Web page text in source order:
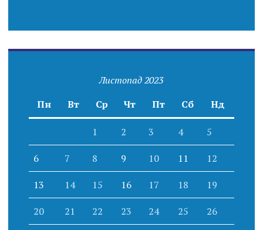
Листопад 2023
Пн
Вт Ср Чт Пт Сб Нд
1 2 3 4 5
6 7 8 9 10 11 12
13 14 15 16 17 18 19
20 21 22 23 24 25 26